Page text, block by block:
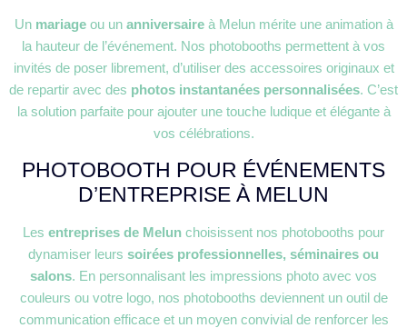
Un mariageou un anniversaireà Melun mérite une animation à
la hauteur de l’événement. Nos photobooths permettent à vos
invités de poser librement, d’utiliser des accessoires originaux et
de repartir avec des photos instantanées personnalisées. C’est
la solution parfaite pour ajouter une touche ludique et élégante à
vos célébrations.
PHOTOBOOTH POUR ÉVÉNEMENTS
D’ENTREPRISE À MELUN
Les entreprises de Melun choisissent nos photobooths pour
dynamiser leurs soirées professionnelles, séminaires ou
salons. En personnalisant les impressions photo avec vos
couleurs ou votre logo, nos photobooths deviennent un outil de
communication efficace et un moyen convivial de renforcer les